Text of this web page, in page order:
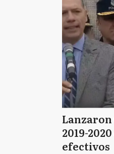
2019-
efectivos